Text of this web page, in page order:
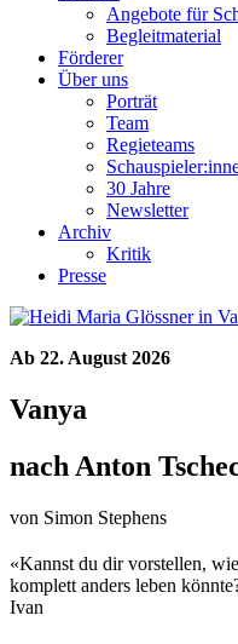
Angebote für
Begleitmaterial
Förderer
Über uns
Porträt
Team
Regieteams
30 Jahre
Newsletter
Archiv
Kritik
Presse
Ab 22. August 2026
Vanya
nach Anton
von Simon Stephens
«Kannst du dir vorstellen,
komplett anders leben
Ivan